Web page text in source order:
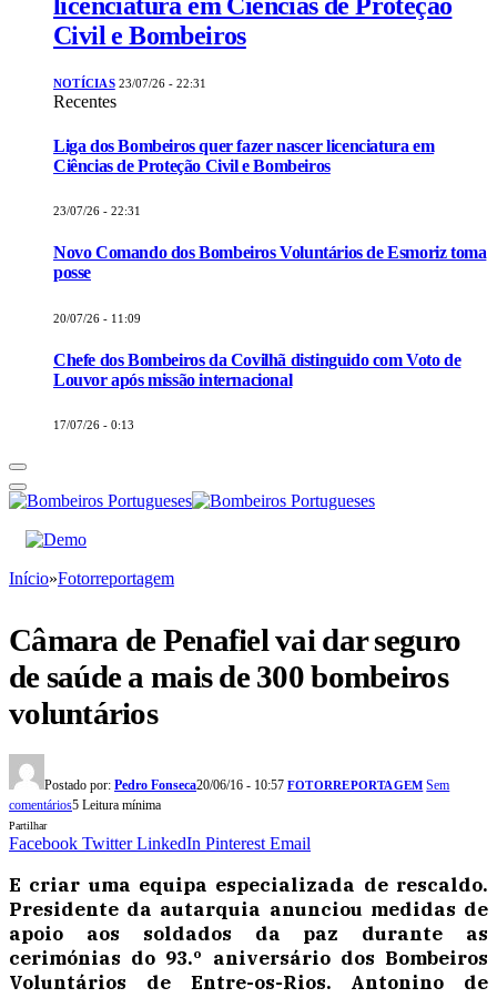
Civil e Bombeiros
NOTÍCIAS 23/07/26 - 22:31
Recentes
Liga dos Bombeiros quer fazer nascer licenciatura em
Ciências de Proteção Civil e Bombeiros
23/07/26 - 22:31
Novo Comando dos Bombeiros Voluntários de Esmoriz toma
posse
20/07/26 - 11:09
Chefe dos Bombeiros da Covilhã distinguido com Voto de
Louvor após missão internacional
17/07/26 - 0:13
Início»Fotorreportagem
Câmara de Penafiel vai dar seguro
de saúde a mais de 300 bombeiros
voluntários
Postado por: Pedro Fonseca20/06/16 - 10:57 FOTORREPORTAGEM Sem
comentários5 Leitura mínima
Partilhar
Facebook Twitter LinkedIn Pinterest Email
E criar uma equipa especializada de rescaldo.
Presidente da autarquia anunciou medidas de
apoio aos soldados da paz durante as
cerimónias do 93.º aniversário dos Bombeiros
Voluntários de Entre-os-Rios. Antonino de